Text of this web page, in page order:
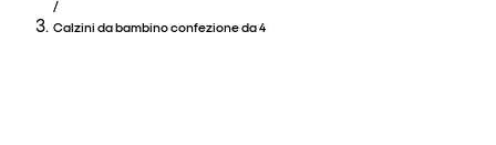
/
Calzini da bambino confezione da 4